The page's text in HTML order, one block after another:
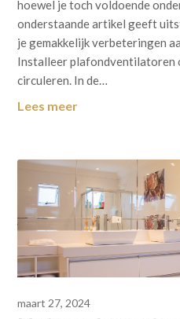
hoewel je toch voldoende
onderstaande artikel geeft
je gemakkelijk verbeteringen
Installeer plafondventilatoren
circuleren. In de…
Lees meer
maart 27, 2024